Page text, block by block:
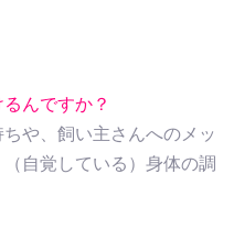
んですか？
や、飼い主さんへのメッ
自覚している）身体の調